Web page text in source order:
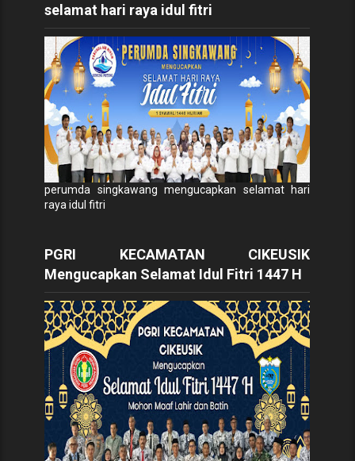
selamat hari raya idul fitri
perumda singkawang mengucapkan selamat hari
raya idul fitri
PGRI KECAMATAN CIKEUSIK
Mengucapkan Selamat Idul Fitri 1447 H